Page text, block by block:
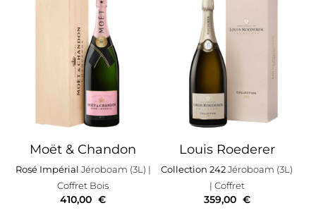
Moët & Chandon
Rosé Impérial Jéroboam (3L) |
Coffret Bois
410,00 €
Louis Roederer
Collection 242Jéroboam (3L)
| Coffret
359,00 €